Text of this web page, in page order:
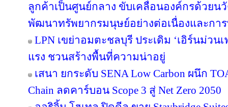
ลูกค้าเป็นศูนย์กลาง ขับเคลื่อนองค์กรด้วยน
พัฒนาทรัพยากรมนุษย์อย่างต่อเนื่องและกา
LPN เขย่าอมตะชลบุรี ประเดิม ‘เอิร์นม่วนเ
แรง ชวนสร้างพื้นที่ความน่าอยู่
เสนา ยกระดับ SENA Low Carbon ผนึก
Chain ลดคาร์บอน Scope 3 สู่ Net Zero 2050